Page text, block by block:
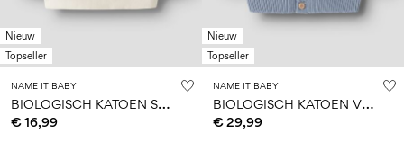
Nieuw
Topseller
NAME IT BABY
B
IOLOGISCH KATOEN SWEATSHIRT
€ 16,99
Nieuw
Topseller
NAME IT BABY
B
IOLOGISCH KATOEN VEST
€ 29,99